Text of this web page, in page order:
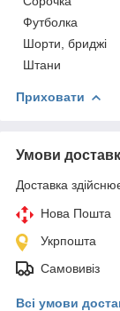
Футболка
Шорти, бриджі
Штани
Приховати
Умови
Доставка
Нова Пошта
Укрпошта
Самовивіз
Всі умови